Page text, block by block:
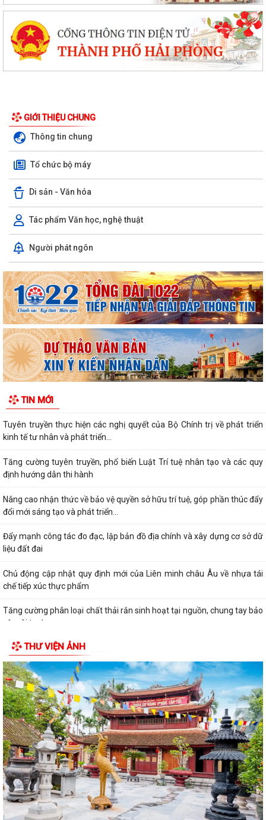
GIỚI THIỆU CHUNG
Thông tin chung
Tổ chức bộ máy
Di sản - Văn hóa
Tác phẩm Văn học, nghệ thuật
Người phát ngôn
TIN MỚI
Xã Kiến Thụy: Tổ chức hội nghị hướng dẫn cài đặt và sử dụng ứng
dụng eTax Mobile
Phát động sáng tác các tác phẩm thơ, âm nhạc, nhiếp ảnh chào mừng
tỉnh Quảng Ninh trở thành thành...
Đẩy mạnh thực hiện Đề án 06/CP, thúc đẩy chuyển đổi số, phục vụ
Nhân dân
Tăng cường thực hiện chính sách, pháp luật về an toàn thực phẩm
đoạn 2026 – 2030
Tuyên truyền thực hiện các nghị quyết của Bộ Chính trị về phát triển
kinh tế tư nhân và phát triển...
Tăng cường tuyên truyền, phổ biến Luật Trí tuệ nhân tạo và các quy
định hướng dẫn thi hành
Nâng cao nhận thức về bảo vệ quyền sở hữu trí tuệ, góp phần thúc đẩy
đổi mới sáng tạo và phát triển...
Đẩy mạnh công tác đo đạc, lập bản đồ địa chính và xây dựng cơ sở dữ
liệu đất đai
Chủ động cập nhật quy định mới của Liên minh châu Âu về nhựa tái
chế tiếp xúc thực phẩm
Tăng cường phân loại chất thải rắn sinh hoạt tại nguồn, chung tay bảo
vệ môi trường
Đẩy mạnh xây dựng phong trào toàn dân bảo vệ an ninh Tổ quốc, góp
phần giữ vững an ninh, trật tự...
Tăng cường công tác tuyên truyền, chủ động phòng, chống thiên tai,
bão lũ và thích ứng với biến đổi...
Xã triển khai quyết liệt Chiến dịch 100 ngày tạo lập, cập nhật Sổ sức
khỏe điện tử trên VNeID
XÃ KIẾN THỤY TRIỂN KHAI CHIẾN DỊCH 100 NGÀY TẠO LẬP, CẬP NHẬT
SỔ SỨC KHỎE ĐIỆN TỬ TRÊN ỨNG DỤNG...
HỘI NGHỊ NGHIÊN CỨU, HỌC TẬP, QUÁN TRIỆT NGHỊ QUYẾT HỘI NGHỊ
LẦN THỨ BA BAN CHẤP HÀNH TRUNG ƯƠNG...
THƯ VIỆN ẢNH